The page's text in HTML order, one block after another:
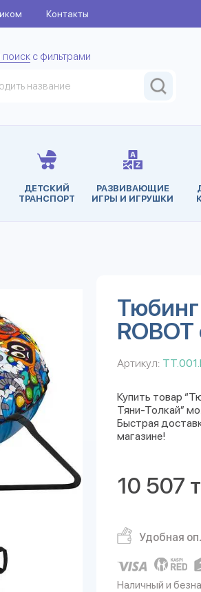
Контакты
с фильтрами
ДЕТСКИЙ
ТРАНСПОРТ
РАЗВИВАЮЩИЕ
ИГРЫ И ИГРУШКИ
Артикул:
Купить товар
Тяни-Толкай”
Быстрая
магазине!
10 507
Удобная
Наличный и